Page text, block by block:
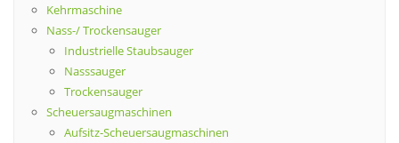
Kehrmaschine
Nass-/ Trockensauger
Industrielle Staubsauger
Nasssauger
Trockensauger
Scheuersaugmaschinen
Aufsitz-Scheuersaugmaschinen